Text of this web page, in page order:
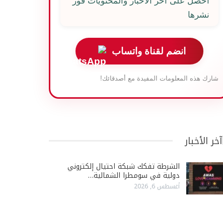
نشرها
انضم لقناة واتساب
شارك هذه المعلومات المفيدة مع أصدقائك!
آخر الأخبار
الشرطة تفكك شبكة احتيال إلكتروني
دولية في سومطرا الشمالية…
أغسطس 6, 2026